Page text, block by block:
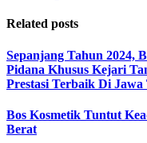
Related posts
Sepanjang Tahun 2024,
Pidana Khusus Kejari
Prestasi Terbaik Di
Bos Kosmetik Tuntut
Berat